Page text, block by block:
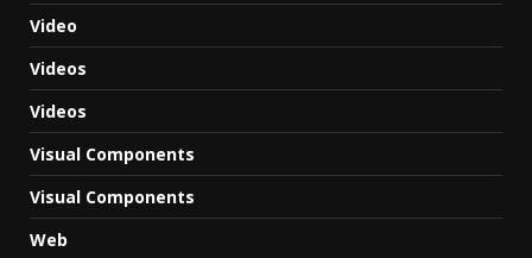
Video
Videos
Videos
Visual Components
Visual Components
Web